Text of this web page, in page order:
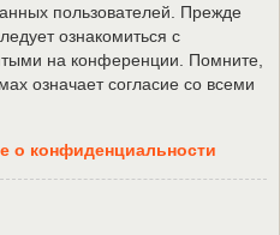
пользователей. Прежде
ознакомиться с
на конференции. Помните,
означает согласие со всеми
о конфиденциальности